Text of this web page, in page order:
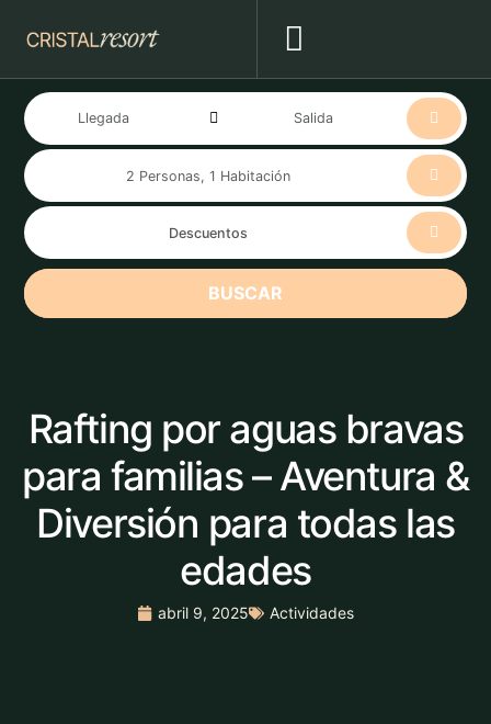
BUSCAR
Rafting por aguas bravas
para familias – Aventura &
Diversión para todas las
edades
abril 9, 2025 Actividades